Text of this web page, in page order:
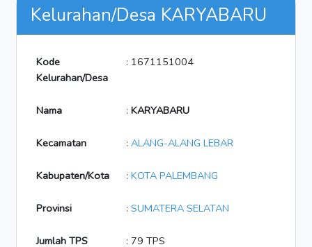
Kelurahan/Desa KARYABARU
Kode
Kelurahan/Desa
: 1671151004
Nama : KARYABARU
Kecamatan : ALANG-ALANG LEBAR
Kabupaten/Kota : KOTA PALEMBANG
Provinsi : SUMATERA SELATAN
Jumlah TPS : 79 TPS